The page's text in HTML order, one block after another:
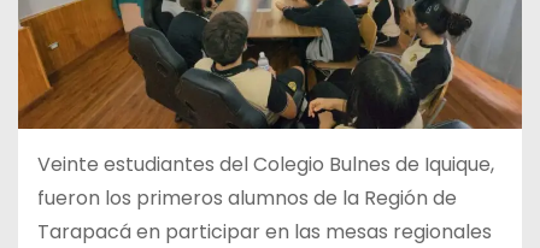
Veinte estudiantes del Colegio Bulnes de Iquique,
fueron los primeros alumnos de la Región de
Tarapacá en participar en las mesas regionales